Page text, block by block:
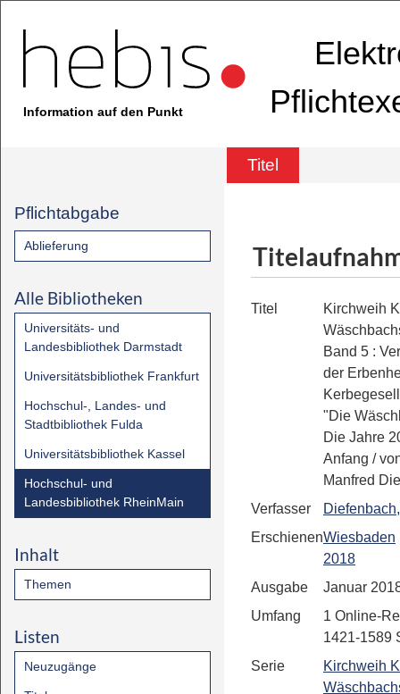
Information auf den Punkt
Titel
Pflichtabgabe
Ablieferung
Alle Bibliotheken
Universitäts- und
Landesbibliothek Darmstadt
Universitätsbibliothek Frankfurt
Hochschul-, Landes- und
Stadtbibliothek Fulda
Universitätsbibliothek Kassel
Hochschul- und
Landesbibliothek RheinMain
Inhalt
Themen
Listen
Neuzugänge
Titel
Kirchweih
Band 5 :
der
"Die
Die Jahre
Anfang /
Manfred
Verfasser
ErschienenWiesbaden
2018
Ausgabe
Januar
Umfang
1 Online-
1421-1589
Serie
Kirchweih